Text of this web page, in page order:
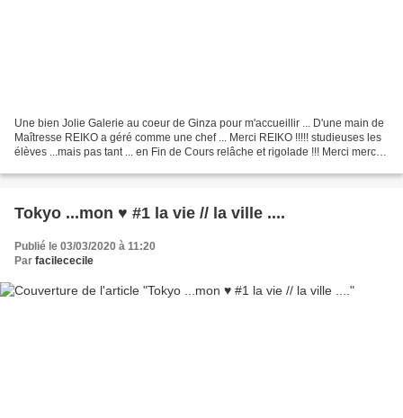
Une bien Jolie Galerie au coeur de Ginza pour m'accueillir ... D'une main de
Maîtresse REIKO a géré comme une chef ... Merci REIKO !!!!! studieuses les
élèves ...mais pas tant ... en Fin de Cours relâche et rigolade !!! Merci merci
Tokyo ...mon ♥ #1 la vie // la ville ....
Publié le 03/03/2020 à 11:20
Par facilececile